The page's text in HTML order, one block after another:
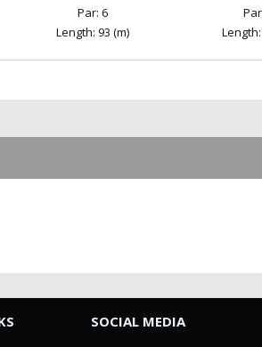
Par: 6
Length: 93 (m)
SOCIAL MEDIA